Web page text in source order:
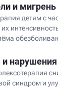
и мигрень
детям с
и
синдром и